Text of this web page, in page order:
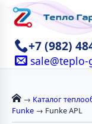
+7 (982)
→ Каталог
Funke → Funke APL